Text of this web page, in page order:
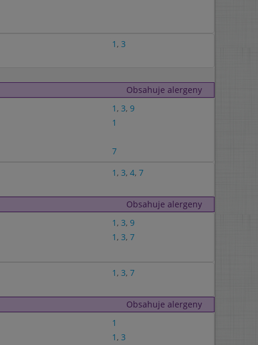
1 , 3
Obsahuje alergeny
1 , 3, 9
1
7
1 , 3, 4, 7
Obsahuje alergeny
1 , 3, 9
1 , 3, 7
1 , 3, 7
Obsahuje alergeny
1
1 , 3